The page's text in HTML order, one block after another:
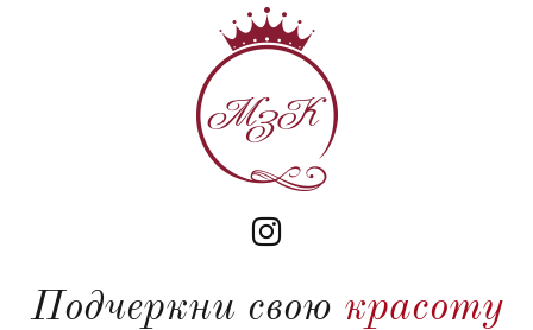
Подчеркни свою красоту